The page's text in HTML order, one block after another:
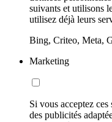
suivants et utilisons
utilisez déjà leurs
Bing, Criteo, Meta,
Marketing
Si vous acceptez
des publicités